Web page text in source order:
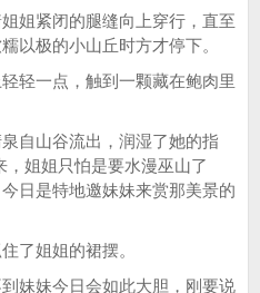
姐紧闭的腿缝向上穿行，直至
以极的小山丘时方才停下。
轻一点，触到一颗藏在鲍肉里
自山谷流出，润湿了她的指
，姐姐只怕是要水漫巫山了
日是特地邀妹妹来赏那美景的
了姐姐的裙摆。
妹妹今日会如此大胆，刚要说